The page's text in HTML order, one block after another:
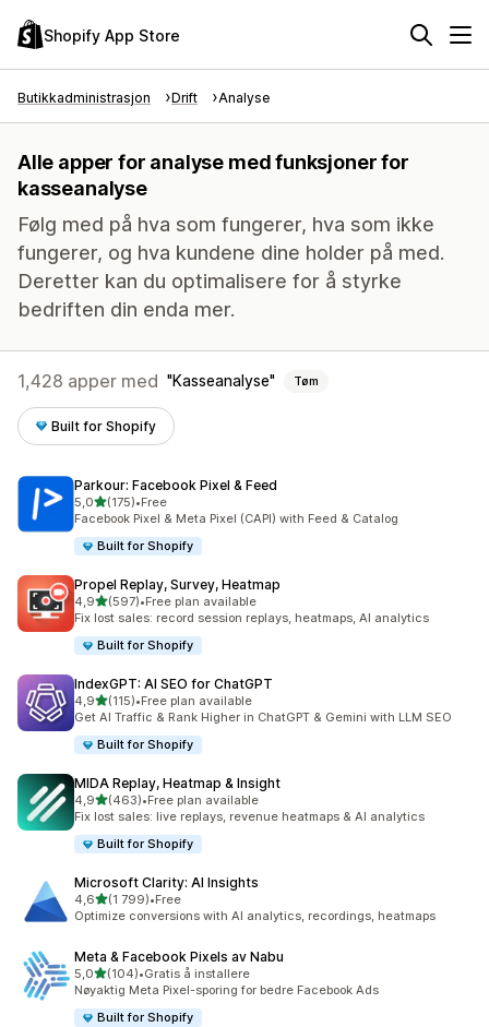
Shopify App Store
Butikkadministrasjon Drift Analyse
Alle apper for analyse med funksjoner for
kasseanalyse
Følg med på hva som fungerer, hva som ikke
fungerer, og hva kundene dine holder på med.
Deretter kan du optimalisere for å styrke
bedriften din enda mer.
1,428 apper med Kasseanalyse Tøm
Built for Shopify
Parkour: Facebook Pixel & Feed
5,0av 5 stjerner
(175)
Totalt 175 omtaler
•Free
Facebook Pixel & Meta Pixel (CAPI) with Feed & Catalog
Built for Shopify
Propel Replay, Survey, Heatmap
4,9av 5 stjerner
(597)
Totalt 597 omtaler
•Free plan available
Fix lost sales: record session replays, heatmaps, AI analytics
Built for Shopify
IndexGPT: AI SEO for ChatGPT
4,9av 5 stjerner
(115)
Totalt 115 omtaler
•Free plan available
Get AI Traffic & Rank Higher in ChatGPT & Gemini with LLM SEO
Built for Shopify
MIDA Replay, Heatmap & Insight
4,9av 5 stjerner
(463)
Totalt 463 omtaler
•Free plan available
Fix lost sales: live replays, revenue heatmaps & AI analytics
Built for Shopify
Microsoft Clarity: AI Insights
4,6av 5 stjerner
(1 799)
Totalt 1799 omtaler
•Free
Optimize conversions with AI analytics, recordings, heatmaps
Meta & Facebook Pixels av Nabu
5,0av 5 stjerner
(104)
Totalt 104 omtaler
•Gratis å installere
Nøyaktig Meta Pixel-sporing for bedre Facebook Ads
Built for Shopify